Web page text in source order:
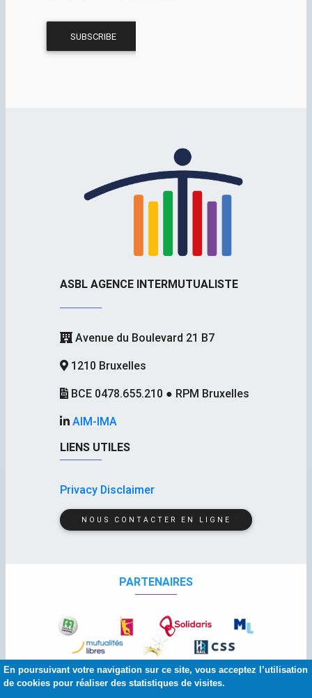
En poursuivant votre navigation sur ce site, vous acceptez l’utilisation
de cookies pour réaliser des statistiques de visites.
ASBL AGENCE INTERMUTUALISTE
Avenue du Boulevard 21 B7
1210 Bruxelles
BCE 0478.655.210 ● RPM Bruxelles
AIM-IMA
LIENS UTILES
Privacy Disclaimer
NOUS CONTACTER EN LIGNE
PARTENAIRES
© 2026 Copyright:AIM-IMA| Squelette et graphisme :